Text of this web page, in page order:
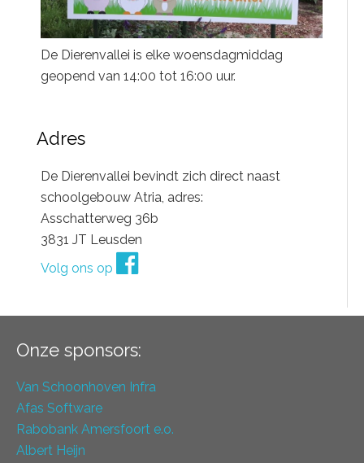
De Dierenvallei is elke woensdagmiddag
geopend van 14:00 tot 16:00 uur.
Adres
De Dierenvallei bevindt zich direct naast
schoolgebouw Atria, adres:
Asschatterweg 36b
3831 JT Leusden
Volg ons op
Onze sponsors:
Van Schoonhoven Infra
Afas Software
Rabobank Amersfoort e.o.
Albert Heijn